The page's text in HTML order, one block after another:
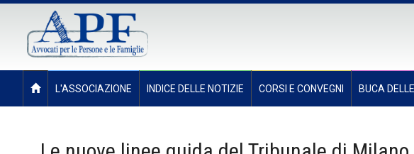
L'ASSOCIAZIONE INDICE DELLE NOTIZIE CORSI E CONVEGNI BUCA